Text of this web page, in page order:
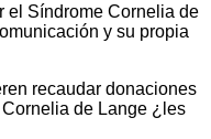
el Síndrome Cornelia de
y su propia
recaudar donaciones
Cornelia de Lange ¿les